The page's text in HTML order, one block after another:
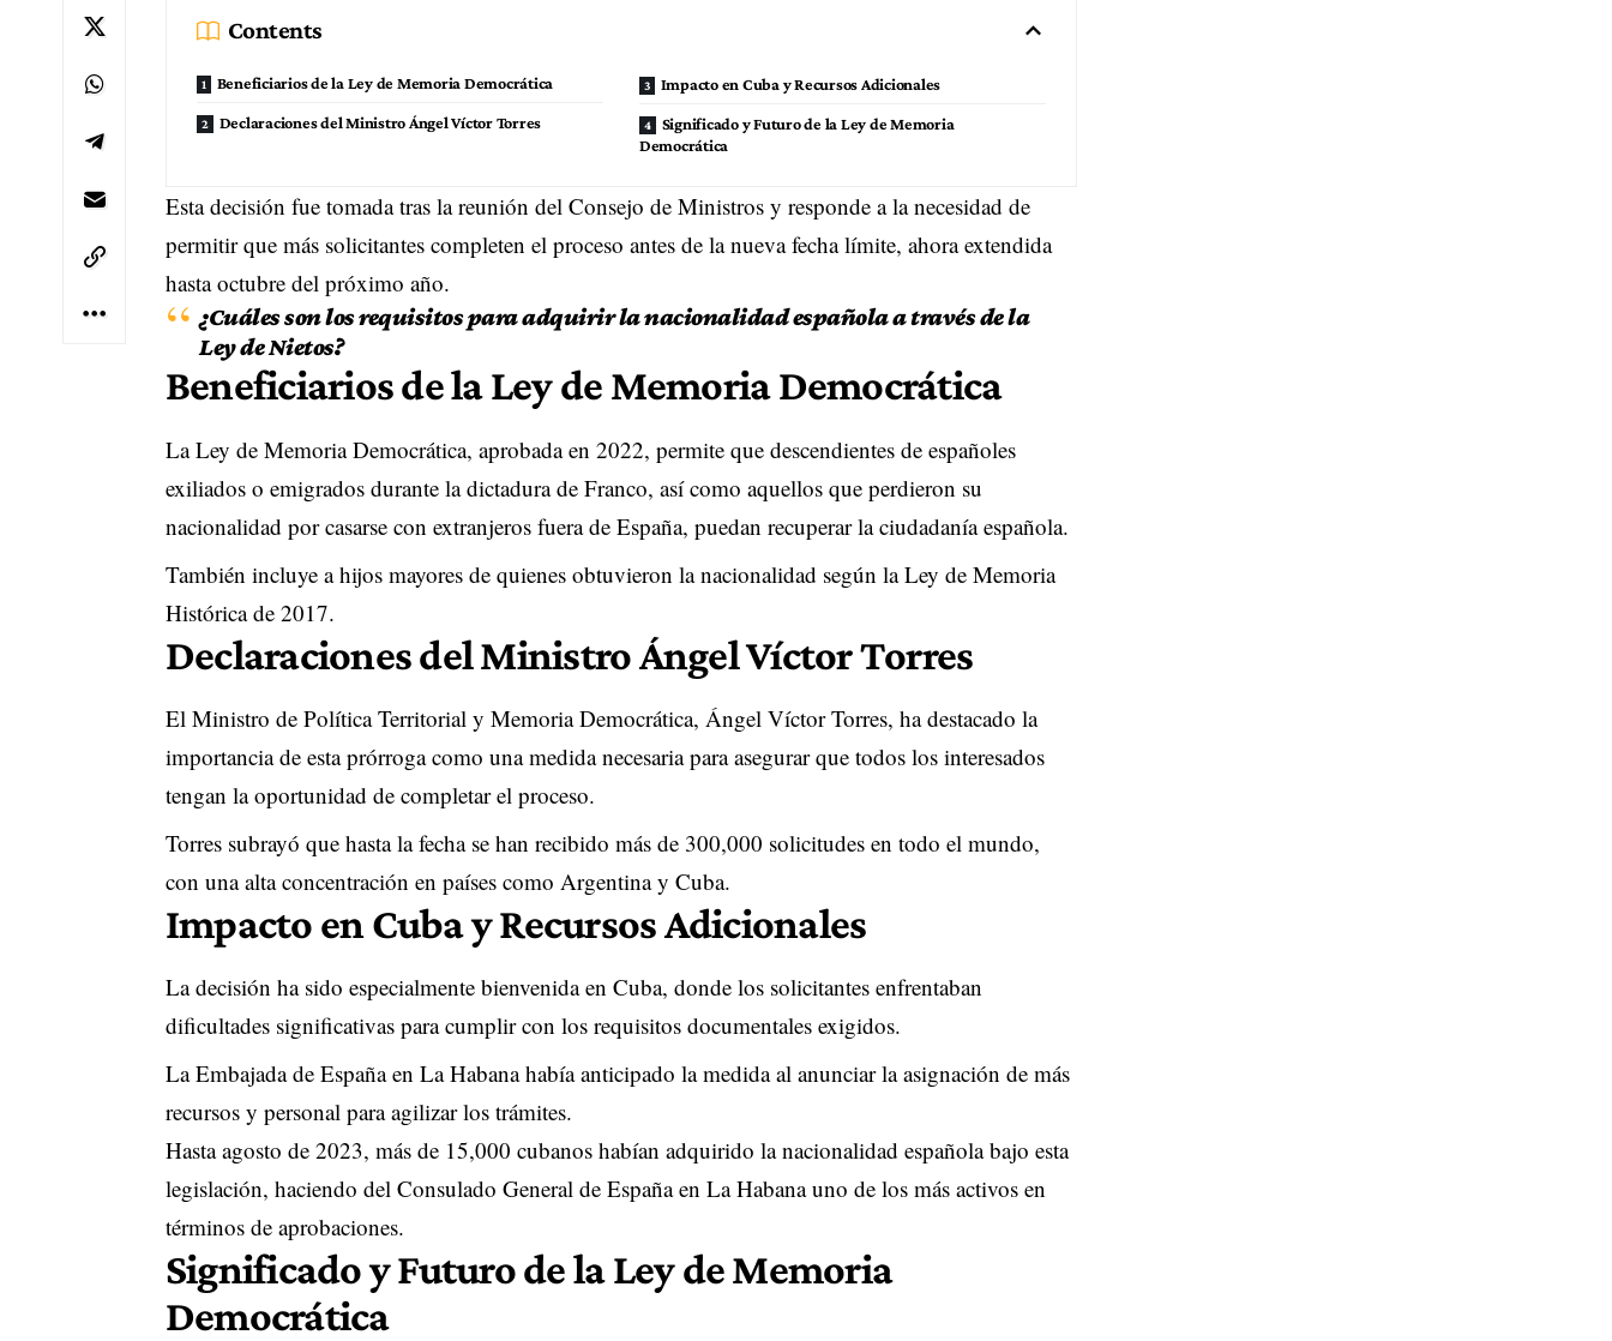
Contents
Beneficiarios de la Ley de Memoria Democrática
Declaraciones del Ministro Ángel Víctor Torres
Impacto en Cuba y Recursos Adicionales
Significado y Futuro de la Ley de Memoria
Democrática
Esta decisión fue tomada tras la reunión del Consejo de Ministros y responde a la necesidad de
permitir que más solicitantes completen el proceso antes de la nueva fecha límite, ahora extendida
hasta octubre del próximo año.
¿Cuáles son los requisitos para adquirir la nacionalidad española a través de la
Ley de Nietos?
Beneficiarios de la Ley de Memoria Democrática
La Ley de Memoria Democrática, aprobada en 2022, permite que descendientes de españoles
exiliados o emigrados durante la dictadura de Franco, así como aquellos que perdieron su
nacionalidad por casarse con extranjeros fuera de España, puedan recuperar la ciudadanía española.
También incluye a hijos mayores de quienes obtuvieron la nacionalidad según la Ley de Memoria
Histórica de 2017.
Declaraciones del Ministro Ángel Víctor Torres
El Ministro de Política Territorial y Memoria Democrática, Ángel Víctor Torres, ha destacado la
importancia de esta prórroga como una medida necesaria para asegurar que todos los interesados
tengan la oportunidad de completar el proceso.
Torres subrayó que hasta la fecha se han recibido más de 300,000 solicitudes en todo el mundo,
con una alta concentración en países como Argentina y Cuba.
Impacto en Cuba y Recursos Adicionales
La decisión ha sido especialmente bienvenida en Cuba, donde los solicitantes enfrentaban
dificultades significativas para cumplir con los requisitos documentales exigidos.
La Embajada de España en La Habana había anticipado la medida al anunciar la asignación de más
recursos y personal para agilizar los trámites.
Hasta agosto de 2023, más de 15,000 cubanos habían adquirido la nacionalidad española bajo esta
legislación, haciendo del Consulado General de España en La Habana uno de los más activos en
términos de aprobaciones.
Significado y Futuro de la Ley de Memoria
Democrática